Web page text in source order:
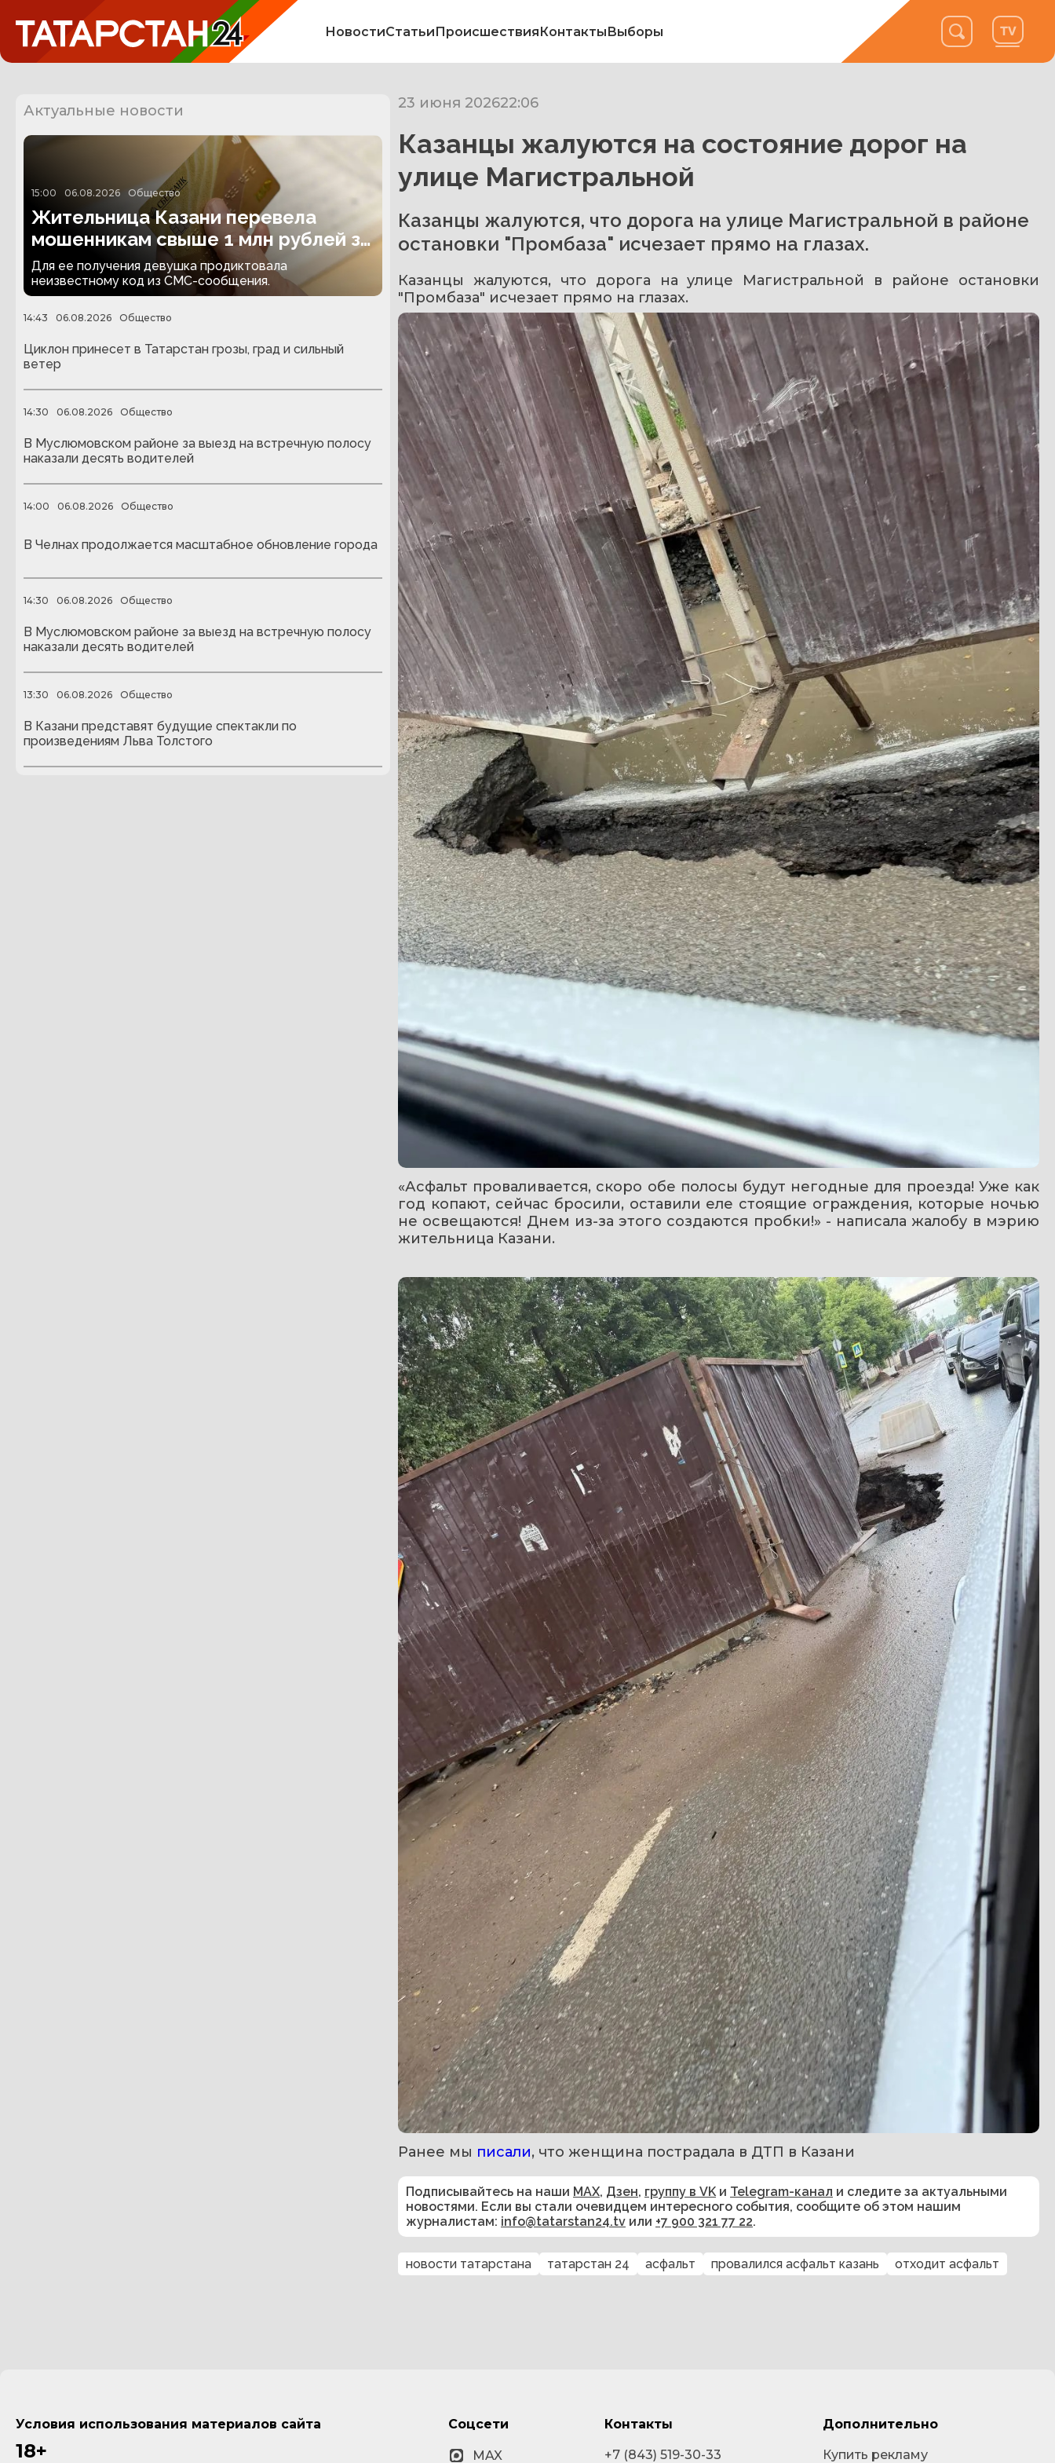
НовостиСтатьиПроисшествияКонтактыВыборы
Актуальные новости
15:00 06.08.2026 Общество
Жительница Казани перевела
мошенникам свыше 1 млн рублей за
несуществующую посылку
Для ее получения девушка продиктовала
неизвестному код из СМС-сообщения.
14:43 06.08.2026 Общество
Циклон принесет в Татарстан грозы, град и сильный
ветер
14:30 06.08.2026 Общество
В Муслюмовском районе за выезд на встречную полосу
наказали десять водителей
14:00 06.08.2026 Общество
В Челнах продолжается масштабное обновление города
14:30 06.08.2026 Общество
В Муслюмовском районе за выезд на встречную полосу
наказали десять водителей
13:30 06.08.2026 Общество
В Казани представят будущие спектакли по
произведениям Льва Толстого
23 июня 202622:06
Казанцы жалуются на состояние дорог на
улице Магистральной
Казанцы жалуются, что дорога на улице Магистральной в районе
остановки "Промбаза" исчезает прямо на глазах.
Казанцы жалуются, что дорога на улице Магистральной в районе остановки
"Промбаза" исчезает прямо на глазах.
«Асфальт проваливается, скоро обе полосы будут негодные для проезда! Уже как
год копают, сейчас бросили, оставили еле стоящие ограждения, которые ночью
не освещаются! Днем из-за этого создаются пробки!» - написала жалобу в мэрию
жительница Казани.
Ранее мы писали, что женщина пострадала в ДТП в Казани
Подписывайтесь на наши MAX, Дзен, группу в VK и Telegram-канал и следите за актуальными
новостями. Если вы стали очевидцем интересного события, сообщите об этом нашим
журналистам: info@tatarstan24.tv или +7 900 321 77 22.
новости татарстана татарстан 24 асфальт провалился асфальт казань отходит асфальт
Условия использования материалов сайта
18+
Соцсети
MAX
Контакты
+7 (843) 519-30-33
Дополнительно
Купить рекламу